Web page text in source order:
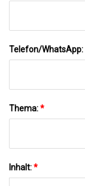
Telefon/WhatsApp:
Thema:*
Inhalt:*